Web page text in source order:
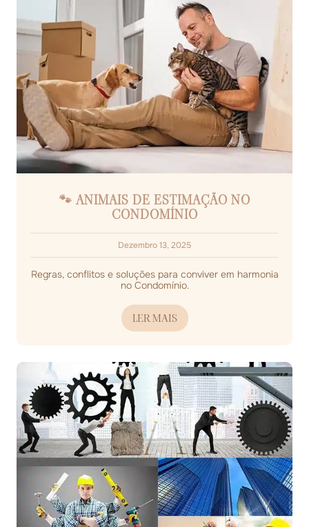
🐾 ANIMAIS DE ESTIMAÇÃO NO
CONDOMÍNIO
Dezembro 13, 2025
Regras, conflitos e soluções para conviver em harmonia
no Condomínio.
LER MAIS